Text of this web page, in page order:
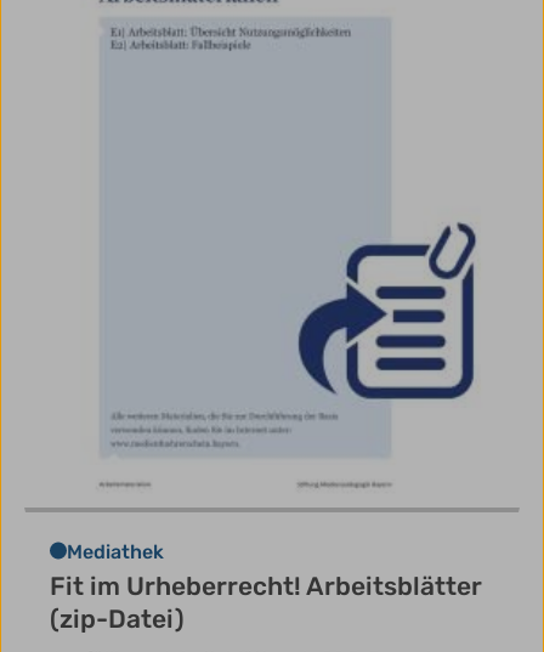
Mediathek
Fit im Urheberrecht! Arbeitsblätter
(zip-Datei)